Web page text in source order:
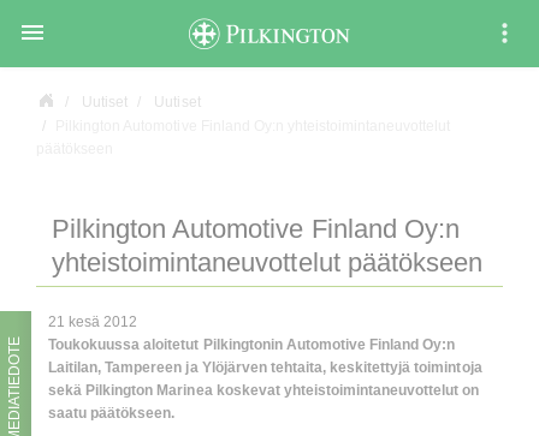

Uutiset
Uutiset
Pilkington Automotive Finland Oy:n
yhteistoimintaneuvottelut päätökseen
MEDIATIEDOTE
21 kesä 2012
Toukokuussa aloitetut Pilkingtonin Automotive Finland Oy:n
Laitilan, Tampereen ja Ylöjärven tehtaita, keskitettyjä toimintoja
sekä Pilkington Marinea koskevat yhteistoimintaneuvottelut on
saatu päätökseen.